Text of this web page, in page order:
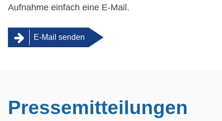
Aufnahme einfach eine E-Mail.
E-Mail senden
Pressemitteilungen